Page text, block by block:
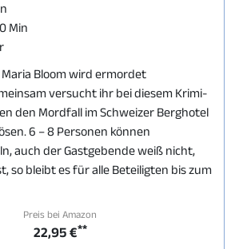
Min
Bloom wird ermordet
versucht ihr bei diesem Krimi-
den Mordfall im Schweizer Berghotel
6 – 8 Personen können
auch der Gastgebende weiß nicht,
so bleibt es für alle Beteiligten bis zum
Preis bei Amazon
22,95 €**